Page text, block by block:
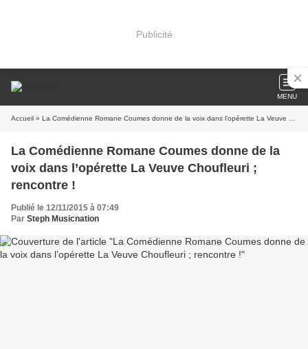
Publicité
MENU
Accueil » La Comédienne Romane Coumes donne de la voix dans l’opérette La Veuve Choufleuri ; rencontre !
La Comédienne Romane Coumes donne de la
voix dans l’opérette La Veuve Choufleuri ;
rencontre !
Publié le 12/11/2015 à 07:49
Par Steph Musicnation